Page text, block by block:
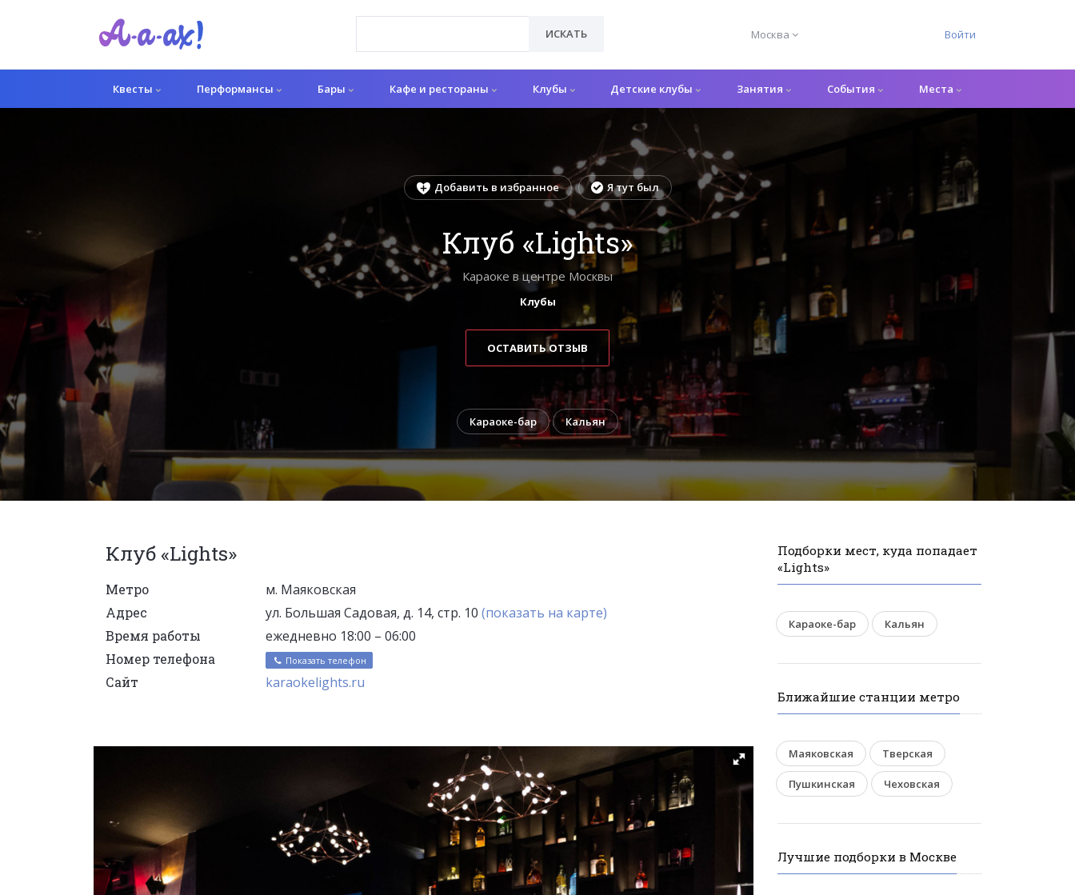
ИСКАТЬ Москва Войти
Квесты Перформансы Бары Кафе и рестораны Клубы Детские клубы Занятия События Места
Добавить в избранное Я тут был
Клуб «Lights»
Караоке в центре Москвы
Клубы
ОСТАВИТЬ ОТЗЫВ
Караоке-бар Кальян
Клуб «Lights»
Метро м. Маяковская
Адрес ул. Большая Садовая, д. 14, стр. 10 (показать на карте)
Время работы ежедневно 18:00 – 06:00
Номер телефона Показать телефон
Сайт karaokelights.ru
Подборки мест, куда попадает
«Lights»
Караоке-бар Кальян
Ближайшие станции метро
Маяковская Тверская
Пушкинская Чеховская
Лучшие подборки в Москве